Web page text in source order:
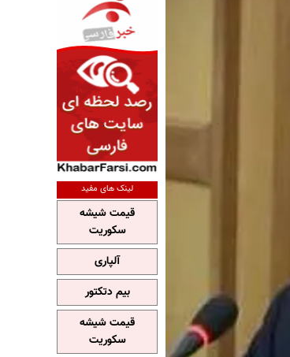
لینک های مفید
قیمت شیشه
سکوریت
آلپاری
بیم دتکتور
قیمت شیشه
سکوریت